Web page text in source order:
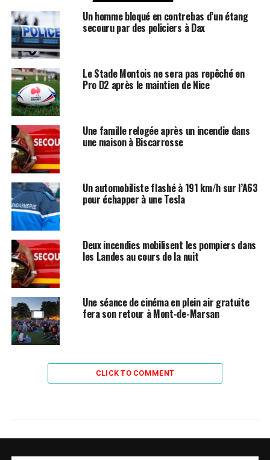
Un homme bloqué en contrebas d’un étang
secouru par des policiers à Dax
Le Stade Montois ne sera pas repêché en
Pro D2 après le maintien de Nice
Une famille relogée après un incendie dans
une maison à Biscarrosse
Un automobiliste flashé à 191 km/h sur l’A63
pour échapper à une Tesla
Deux incendies mobilisent les pompiers dans
les Landes au cours de la nuit
Une séance de cinéma en plein air gratuite
fera son retour à Mont-de-Marsan
CLICK TO COMMENT